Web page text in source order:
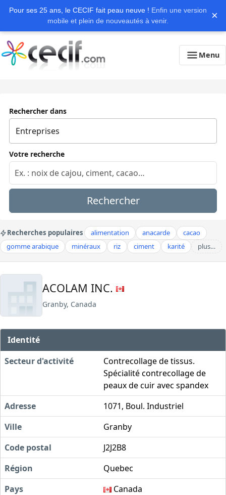
Pour ses 25 ans, le CECIF fait peau neuve ! Enfin une version
mobile et plein de nouveautés à venir.
×
Menu
Rechercher dans
Votre recherche
Rechercher
Recherches populaires alimentation anacarde
cacao
gomme arabique
minéraux riz ciment karité plus…
ACOLAM INC.
Granby, Canada
Identité
Secteur d'activité
Contrecollage de tissus.
Spécialité contrecollage de
peaux de cuir avec spandex
Adresse
1071, Boul. Industriel
Ville
Granby
Code postal
J2J2B8
Région
Quebec
Pays
Canada